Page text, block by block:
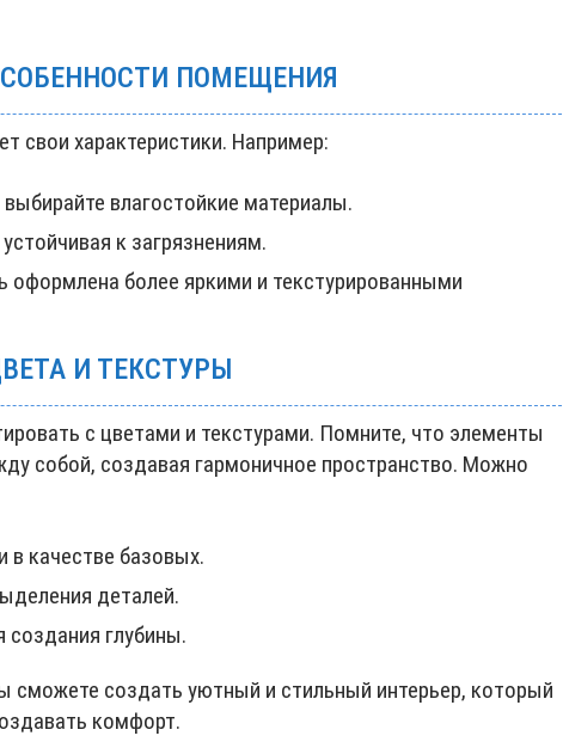
ПОМЕЩЕНИЯ
свои характеристики. Например:
влагостойкие материалы.
к загрязнениям.
оформлена более яркими и текстурированными
И ТЕКСТУРЫ
с цветами и текстурами. Помните, что элементы
собой, создавая гармоничное пространство. Можно
в качестве базовых.
деталей.
глубины.
сможете создать уютный и стильный интерьер, который
комфорт.